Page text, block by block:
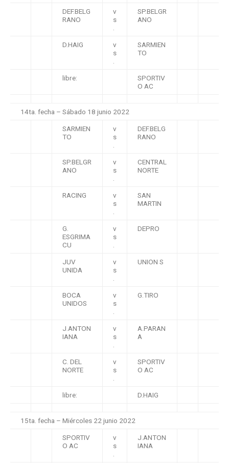
DEF.BELG
RANO
v
s
.
SP.BELGR
ANO
D.HAIG
v
s
.
SARMIEN
TO
libre:
SPORTIV
O AC
14ta. fecha – Sábado 18 junio 2022
SARMIEN
TO
v
s
.
DEF.BELG
RANO
SP.BELGR
ANO
v
s
.
CENTRAL
NORTE
RACING
v
s
.
SAN
MARTIN
G.
ESGRIMA
CU
v
s
.
DEPRO
JUV
UNIDA
v
s
.
UNION S
BOCA
UNIDOS
v
s
.
G.TIRO
J.ANTON
IANA
v
s
.
A.PARAN
A
C. DEL
NORTE
v
s
.
SPORTIV
O AC
libre: D.HAIG
15ta. fecha – Miércoles 22 junio 2022
SPORTIV
O AC
v
s
.
J.ANTON
IANA